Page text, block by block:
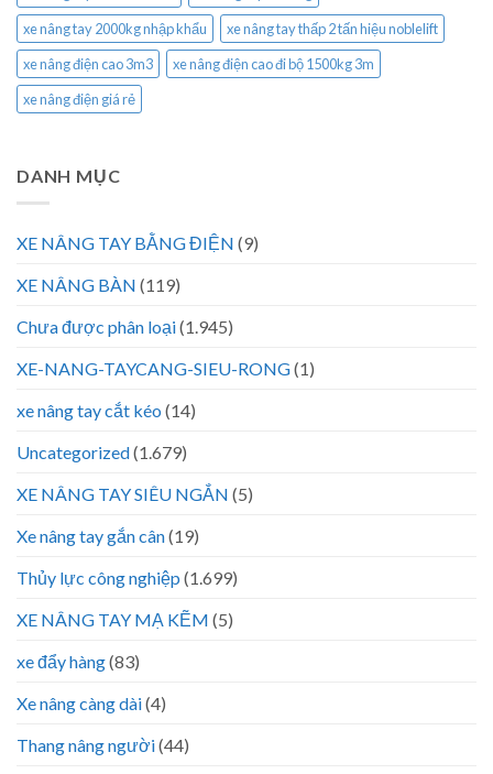
xe nâng tay 2000kg nhập khẩu
xe nâng tay thấp 2 tấn hiệu noblelift
xe nâng điện cao 3m3
xe nâng điện cao đi bộ 1500kg 3m
xe nâng điện giá rẻ
DANH MỤC
XE NÂNG TAY BẰNG ĐIỆN (9)
XE NÂNG BÀN (119)
Chưa được phân loại(1.945)
XE-NANG-TAYCANG-SIEU-RONG(1)
xe nâng tay cắt kéo (14)
Uncategorized(1.679)
XE NÂNG TAY SIÊU NGẮN (5)
Xe nâng tay gắn cân(19)
Thủy lực công nghiệp (1.699)
XE NÂNG TAY MẠ KẼM (5)
xe đẩy hàng(83)
Xe nâng càng dài(4)
Thang nâng người(44)